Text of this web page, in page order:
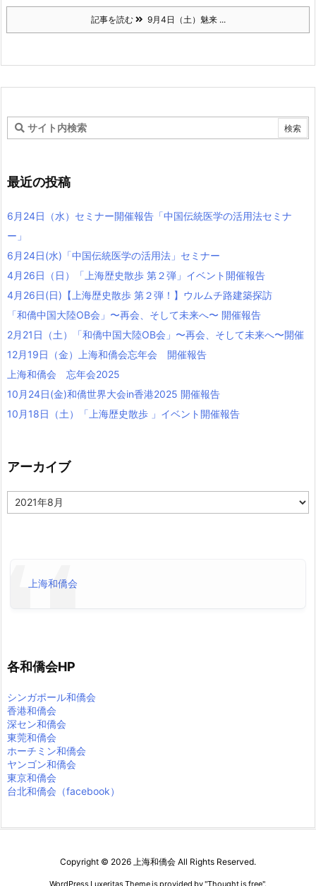
記事を読む 9月4日（土）魅来 ...
最近の投稿
6月24日（水）セミナー開催報告「中国伝統医学の活用法セミナ
ー」
6月24日(水)「中国伝統医学の活用法」セミナー
4月26日（日）「上海歴史散歩 第２弾」イベント開催報告
4月26日(日)【上海歴史散歩 第２弾！】ウルムチ路建築探訪
「和僑中国大陸OB会」〜再会、そして未来へ〜 開催報告
2月21日（土）「和僑中国大陸OB会」〜再会、そして未来へ〜開催
12月19日（金）上海和僑会忘年会 開催報告
上海和僑会 忘年会2025
10月24日(金)和僑世界大会in香港2025 開催報告
10月18日（土）「上海歴史散歩 」イベント開催報告
アーカイブ
ー
上海和僑会
各和僑会HP
シンガポール和僑会
香港和僑会
深セン和僑会
東莞和僑会
ホーチミン和僑会
ヤンゴン和僑会
東京和僑会
台北和僑会（facebook）
Copyright © 2026 上海和僑会 All Rights Reserved.
WordPress Luxeritas Theme is provided by "Thought is free".